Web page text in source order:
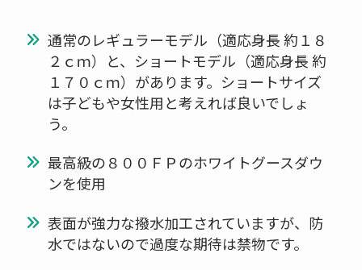
通常のレギュラーモデル（適応身長 約１８
２ｃｍ）と、ショートモデル（適応身長 約
１７０ｃｍ）があります。ショートサイズ
は子どもや女性用と考えれば良いでしょ
う。
最高級の８００ＦＰのホワイトグースダウ
ンを使用
表面が強力な撥水加工されていますが、防
水ではないので過度な期待は禁物です。